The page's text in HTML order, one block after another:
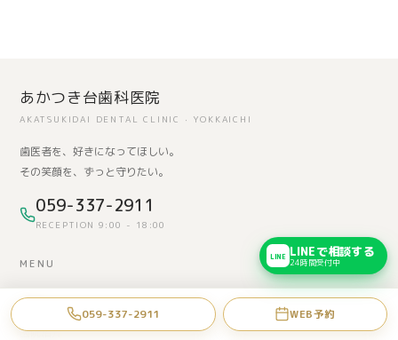
あかつき台歯科医院
AKATSUKIDAI DENTAL CLINIC · YOKKAICHI
歯医者を、好きになってほしい。
その笑顔を、ずっと守りたい。
059-337-2911
RECEPTION 9:00 - 18:00
MENU
HOME
医院紹介
059-337-2911 WEB予約
LINE LINEで相談する
24時間受付中